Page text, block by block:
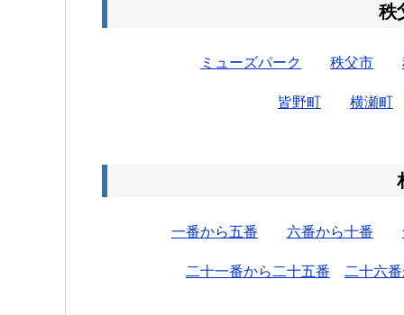
秩
ミューズパーク 秩父市
皆野町 横瀬町
一番から五番 六番から十番
二十一番から二十五番 二十六